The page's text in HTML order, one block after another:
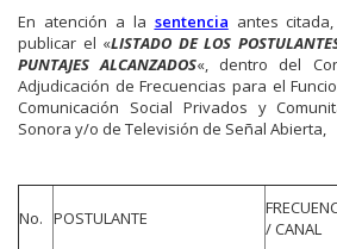
En atención a la sentencia antes
publicar el «LISTADO DE LOS
PUNTAJES ALCANZADOS«, dentro del
Adjudicación de Frecuencias para el
Comunicación Social Privados y
Sonora y/o de Televisión de Señal Abierta,
No. POSTULANTE
/ CANAL